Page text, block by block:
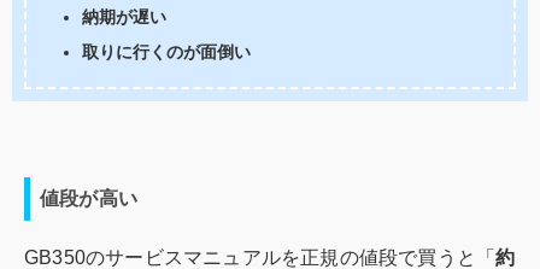
納期が遅い
取りに行くのが面倒い
値段が高い
GB350のサービスマニュアルを正規の値段で買うと「約